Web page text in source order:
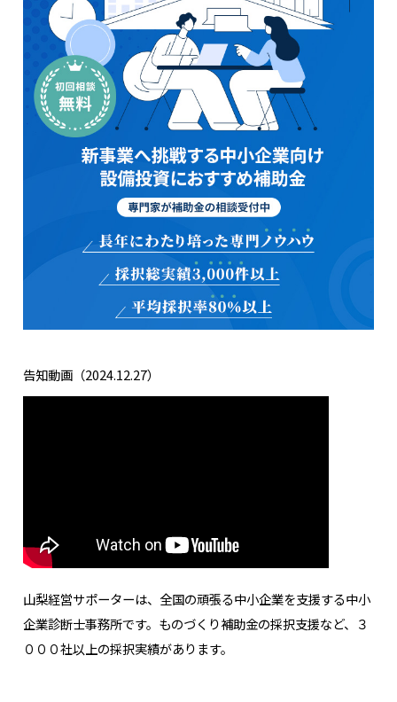
告知動画（2024.12.27）
山梨経営サポーターは、全国の頑張る中小企業を支援する中小
企業診断士事務所です。ものづくり補助金の採択支援など、３
０００社以上の採択実績があります。